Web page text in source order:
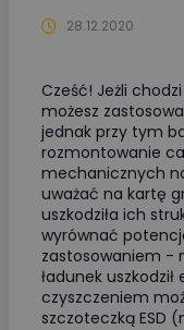
28.12.2020
Cześć! Jeżli
możesz
jednak przy tym
rozmontowanie
mechanicznych
uważać na kartę
uszkodziła ich
wyrównać
zastosowaniem -
ładunek
czyszczeniem
szczoteczką ESD